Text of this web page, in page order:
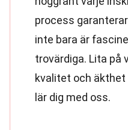
process
inte bara är
trovärdiga. Lita på
kvalitet och
lär dig med oss.